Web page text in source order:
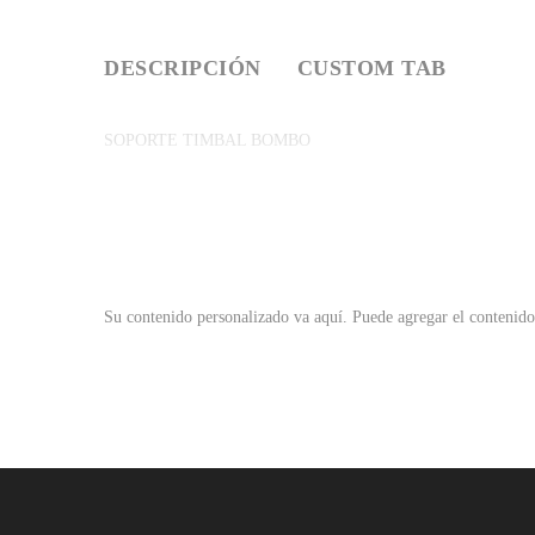
DESCRIPCIÓN CUSTOM TAB
SOPORTE TIMBAL BOMBO
Su contenido personalizado va aquí. Puede agregar el